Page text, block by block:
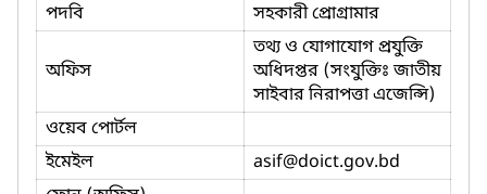
পদবি
সহকারী প্রোগ্রামার
অফিস
তথ্য ও যোগাযোগ প্রযুক্তি
অধিদপ্তর (সংযুক্তিঃ জাতীয়
সাইবার নিরাপত্তা এজেন্সি)
ওয়েব পোর্টল
ইমেইল
asif@doict.gov.bd